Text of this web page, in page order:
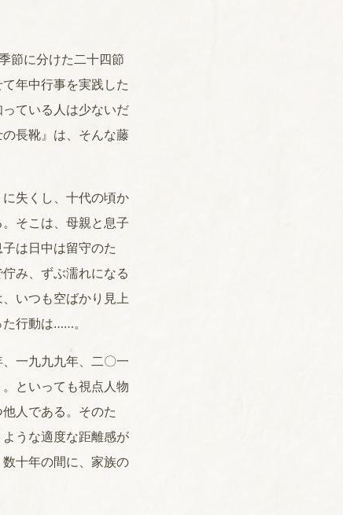
節に分けた二十四節
年中行事を実践した
ている人は少ないだ
長靴』は、そんな藤
失くし、十代の頃か
そこは、母親と息子
は日中は留守のた
み、ずぶ濡れになる
いつも空ばかり見上
行動は……。
一九九九年、二〇一
といっても視点人物
人である。そのた
うな適度な距離感が
十年の間に、家族の